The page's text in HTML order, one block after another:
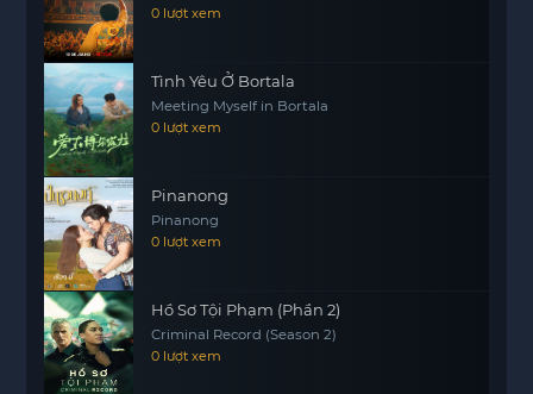
0 lượt xem
Tình Yêu Ở Bortala
Meeting Myself in Bortala
0 lượt xem
Pinanong
Pinanong
0 lượt xem
Hồ Sơ Tội Phạm (Phần 2)
Criminal Record (Season 2)
0 lượt xem